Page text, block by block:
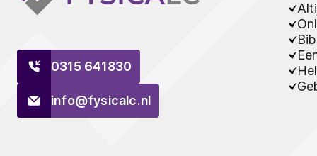
0315 641830
info@fysicalc.nl